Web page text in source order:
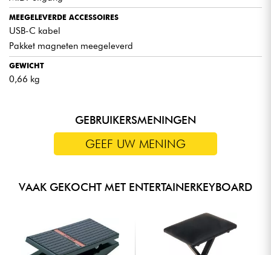
MEEGELEVERDE ACCESSOIRES
USB-C kabel
Pakket magneten meegeleverd
GEWICHT
0,66 kg
GEBRUIKERSMENINGEN
GEEF UW MENING
VAAK GEKOCHT MET ENTERTAINERKEYBOARD